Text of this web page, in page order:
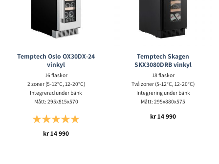
Temptech Oslo OX30DX-24
vinkyl
16 flaskor
2 zoner (5-12°C, 12-20°C)
Integrerad under bänk
Mått: 295x815x570
Betyg:
kr14 990
Temptech Skagen
SKX3080DRB vinkyl
18 flaskor
Två zoner (5-12°C, 12-20°C)
Integrering under bänk
Mått: 295x880x575
kr14 990